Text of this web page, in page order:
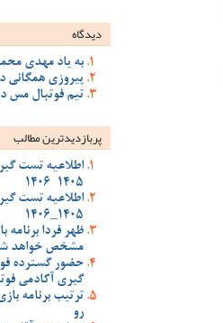
دیدگاه
به یاد مهدی
پیروزی همگانی
تیم فوتبال مس در لیگ برتر
پربازدیدترین‌ مطالب
اطلاعیه تست
1405-1406
اطلاعیه تست
1405_1406
ظهر فردا
مشخص خواهد
حضور گسترده
گیری آکادمی
ترتیب برنامه
رو